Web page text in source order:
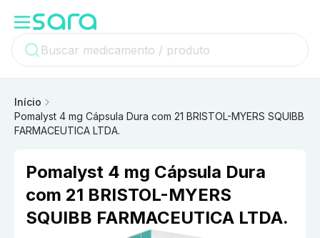
Início
Pomalyst 4 mg Cápsula Dura com 21 BRISTOL-MYERS SQUIBB
FARMACEUTICA LTDA.
Pomalyst 4 mg Cápsula Dura
com 21 BRISTOL-MYERS
SQUIBB FARMACEUTICA LTDA.